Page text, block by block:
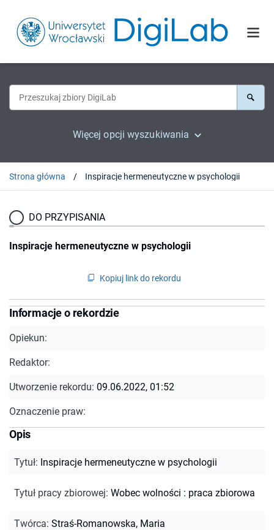
Więcej opcji wyszukiwania
Strona główna Inspiracje hermeneutyczne w psychologii
DO PRZYPISANIA
Inspiracje hermeneutyczne w psychologii
Kopiuj link do rekordu
Informacje o rekordzie
Opiekun:
Redaktor:
Utworzenie rekordu: 09.06.2022, 01:52
Oznaczenie praw:
Opis
Tytuł: Inspiracje hermeneutyczne w psychologii
Tytuł pracy zbiorowej: Wobec wolności : praca zbiorowa
Twórca: Straś-Romanowska, Maria